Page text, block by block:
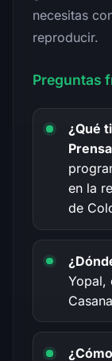
necesitas
reproducir.
Preguntas
¿Qué
en la
de
Yopal,